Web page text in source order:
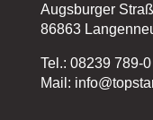
Augsburger
86863
Tel.: 08239 789-0
Mail: